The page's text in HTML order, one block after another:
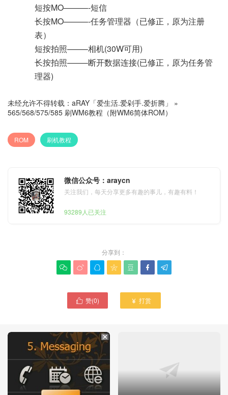
短按MO———-短信
长按MO———-任务管理器（已修正，原为注册
表）
短按拍照——–相机(30W可用)
长按拍照——–断开数据连接(已修正，原为任务管
理器)
未经允许不得转载： aRAY「爱生活.爱剁手.爱折腾」
»
565/568/575/585 刷WM6教程（附WM6简体ROM）
ROM 刷机教程
微信公众号：araycn
关注我们，每天分享更多有趣的事儿，有趣有料！
93289人已关注
分享到：
      
 赞(0)  打赏